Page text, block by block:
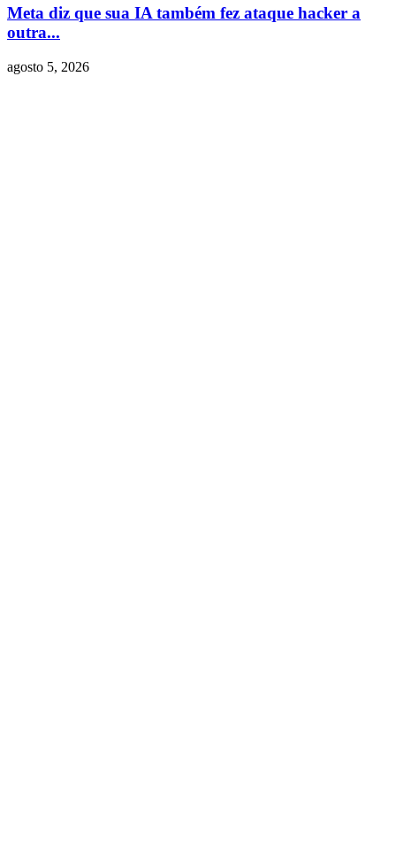
Meta diz que sua IA também fez ataque hacker a
outra...
agosto 5, 2026